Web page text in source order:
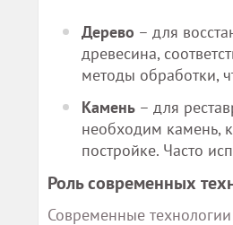
Дерево – для
древесина,
методы обработки,
Камень – для
необходим камень,
постройке. Часто
Роль современных
Современные